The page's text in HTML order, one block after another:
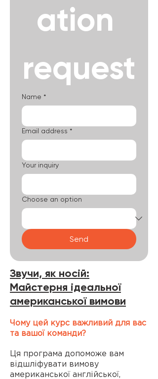
ation
request
Name *
Email address *
Your inquiry
Choose an option
Send
Звучи, як носій:
Майстерня ідеальної
американської вимови
Чому цей курс важливий для вас
та вашої команди?
Ця програма допоможе вам
відшліфувати вимову
американської англійської,